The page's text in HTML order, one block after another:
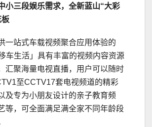
小三段娱乐需求，全新蓝山“大彩
板
一站式车载视频聚合应用体验的
车生活」具有丰富的视频内容资源
汇聚海量电视直播，用户可以随时
至CCTV17套电视频道的精彩
及专为小朋友设计的亲子教育频
等，可全面满足满全家不同年龄段